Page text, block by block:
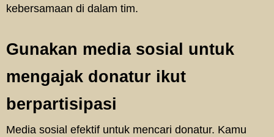
kebersamaan di dalam tim.
Gunakan media sosial untuk
mengajak donatur ikut
berpartisipasi
Media sosial efektif untuk mencari donatur. Kamu